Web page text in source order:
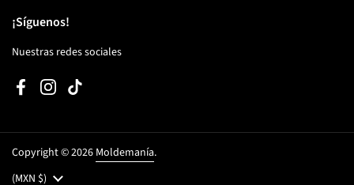
¡Síguenos!
Nuestras redes sociales
FacebookInstagramTikTok
Copyright © 2026 Moldemanía.
País/región
(MXN $)